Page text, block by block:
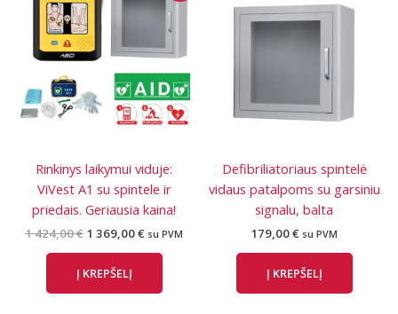
Rinkinys laikymui viduje:
ViVest A1 su spintele ir
priedais. Geriausia kaina!
1 424,00€ Original
1
424,00 €.
1 369,00€ Current
369,00 €.
su PVM
Į KREPŠELĮ
Defibriliatoriaus spintelė
vidaus patalpoms su garsiniu
signalu, balta
179,00€ su PVM
Į KREPŠELĮ